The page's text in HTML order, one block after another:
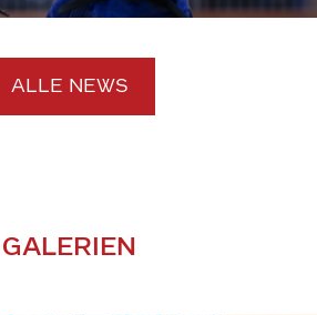
ALLE NEWS
GALERIEN